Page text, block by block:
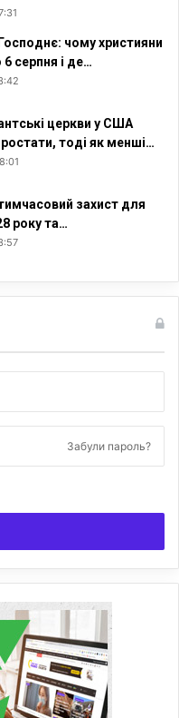
чому християни
серпня і де…
церкви у США
тоді як менші…
захист для
року та…
Забули пароль?